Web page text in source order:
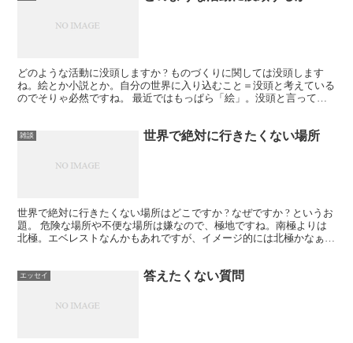
どのような活動に没頭しますか ? ものづくりに関しては没頭します
ね。絵とか小説とか。自分の世界に入り込むこと＝没頭と考えている
のでそりゃ必然ですね。 最近ではもっぱら「絵」。没頭と言って
雑談 世界で絶対に行きたくない場所
世界で絶対に行きたくない場所はどこですか ? なぜですか ? というお
題。 危険な場所や不便な場所は嫌なので、極地ですね。南極よりは
北極。エベレストなんかもあれですが、イメージ的には北極かなぁ
エッセイ 答えたくない質問